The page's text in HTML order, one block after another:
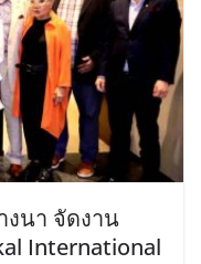
งนา จัดงาน
International